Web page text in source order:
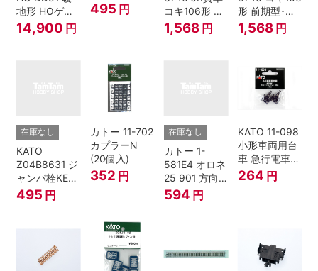
地形 HOゲー
ジ
14,900 円
ックルカプラ
ー 黒 センタ
495 円
コキ106形 前
期型･新塗装･
コンテナな
1,568 円
形 前期型･新
塗装･コンテ
ナなし･2両セ
1,568 円
在庫なし
KATO
Z04B8631 ジ
ャンパ栓KE76
濃青 ランナー
495 円
カトー 11-702
カプラーN
(20個入)
352 円
在庫なし
カトー 1-
581E4 オロネ
25 901 方向
幕 4両分
594 円
KATO 11-098
小形車両用台
車 急行電車1
Bトレインシ
ョーティー 対
264 円